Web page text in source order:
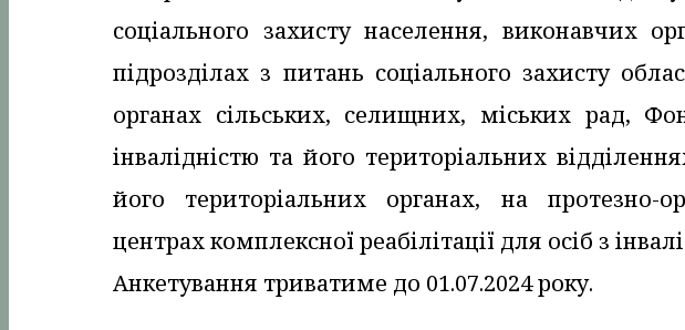
соціального захисту населення, виконавчих
підрозділах з питань соціального захисту
органах сільських, селищних, міських рад,
інвалідністю та його територіальних
його територіальних органах, на протезно-
центрах комплексної реабілітації для осіб з
Анкетування триватиме до 01.07.2024 року.